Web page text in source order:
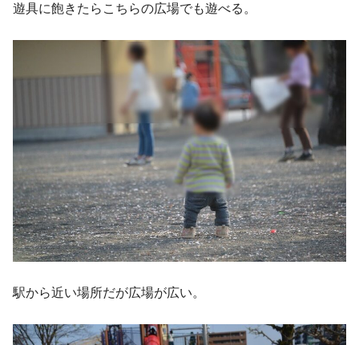
遊具に飽きたらこちらの広場でも遊べる。
駅から近い場所だが広場が広い。